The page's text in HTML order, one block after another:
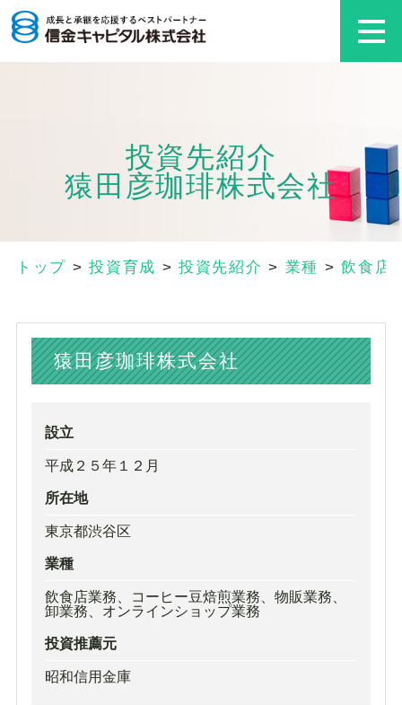
投資先紹介
猿田彦珈琲株式会社
トップ >投資育成 >投資先紹介 > 業種 >飲食店
猿田彦珈琲株式会社
設立
平成２５年１２月
所在地
東京都渋谷区
業種
飲食店業務、コーヒー豆焙煎業務、物販業務、
卸業務、オンラインショップ業務
投資推薦元
昭和信用金庫